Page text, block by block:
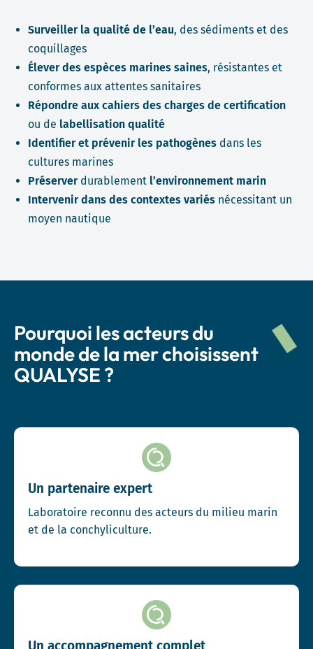
Surveiller la qualité de l’eau, des sédiments et des
coquillages
Élever des espèces marines saines, résistantes et
conformes aux attentes sanitaires
Répondre aux cahiers des charges de certification
ou de labellisation qualité
Identifier et prévenir les pathogènes dans les
cultures marines
Préserverdurablement l’environnement marin
Intervenir dans des contextes variés nécessitant un
moyen nautique
Pourquoi les acteurs du
monde de la mer choisissent
QUALYSE ?
Un partenaire expert
Laboratoire reconnu des acteurs du milieu marin
et de la conchyliculture.